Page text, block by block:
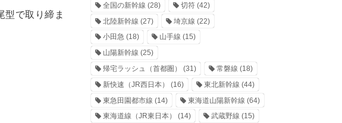
型で取り締ま
全国の新幹線 (28) 切符(42)
北陸新幹線 (27) 埼京線 (22)
小田急 (18) 山手線 (15)
山陽新幹線 (25)
帰宅ラッシュ（首都圏）
(31) 常磐線 (18)
新快速（JR西日本）
(16) 東北新幹線 (44)
東急田園都市線 (14) 東海道山陽新幹線 (64)
東海道線（JR東日本）
(14) 武蔵野線 (15)